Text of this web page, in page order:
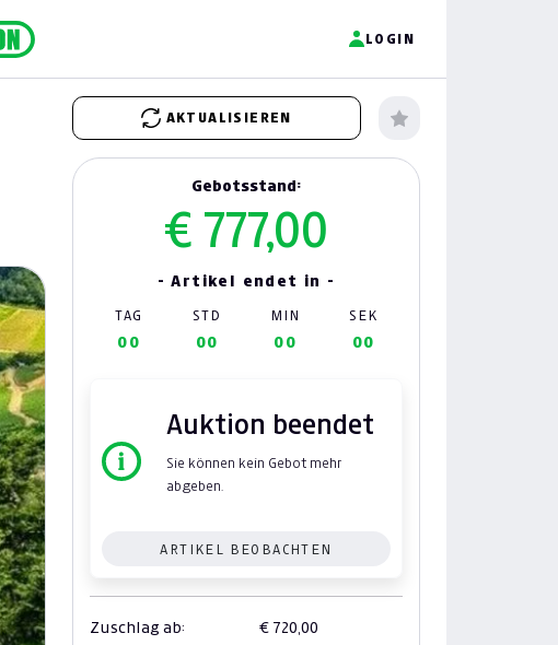
LOGIN
AKTUALISIEREN
Gebotsstand:
€ 777,00
- Artikel endet in -
TAG STD MIN SEK
00 00 00 00
Auktion beendet
Sie können kein Gebot mehr
abgeben.
ARTIKEL BEOBACHTEN
Zuschlag ab:
€ 720,00